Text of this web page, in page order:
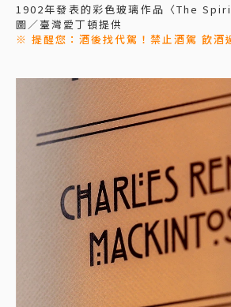
1902年發表的彩色玻璃作品〈The
圖／臺灣愛丁頓提供
※ 提醒您：酒後找代駕！禁止酒駕 飲酒